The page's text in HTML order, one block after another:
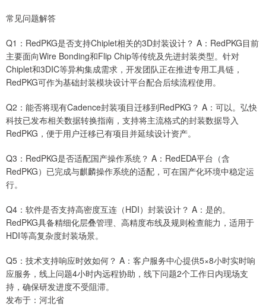
常见问题解答
Q1：RedPKG是否支持Chiplet相关的3D封装设计？ A：RedPKG目前
主要面向Wire Bonding和Flip Chip等传统及先进封装类型。针对
Chiplet和3DIC等异构集成需求，开发团队正在推进专用工具链，
RedPKG可作为基础封装模块设计平台配合后续流程使用。
Q2：能否将现有Cadence封装项目迁移到RedPKG？ A：可以。弘快
科技已发布相关数据转换指南，支持将主流格式的封装数据导入
RedPKG，便于用户迁移已有项目并延续设计资产。
Q3：RedPKG是否适配国产操作系统？ A：RedEDA平台（含
RedPKG）已完成与麒麟操作系统的适配，可在国产化环境中稳定运
行。
Q4：软件是否支持高密度互连（HDI）封装设计？ A：是的。
RedPKG具备精细化层叠管理、高精度布线及规则检查能力，适用于
HDI等高复杂度封装场景。
Q5：技术支持响应时效如何？ A：客户服务中心提供5×8小时实时响
应服务，线上问题4小时内远程协助，线下问题2个工作日内现场支
持，确保研发进度不受阻滞。
发布于：河北省